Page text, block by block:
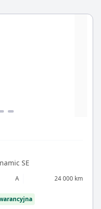
SE
A 24 000 km